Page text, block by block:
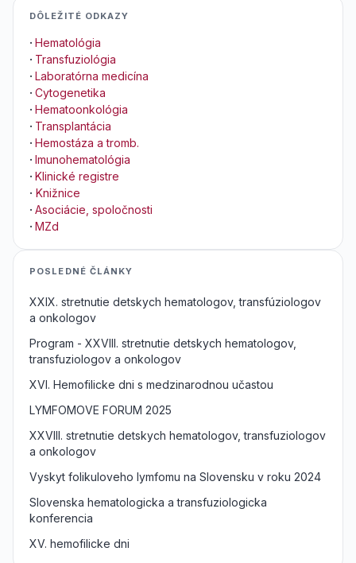
DÔLEŽITÉ ODKAZY
· Hematológia
· Transfuziológia
· Laboratórna medicína
· Cytogenetika
· Hematoonkológia
· Transplantácia
· Hemostáza a tromb.
· Imunohematológia
· Klinické registre
· Knižnice
· Asociácie, spoločnosti
· MZd
POSLEDNÉ ČLÁNKY
XXIX. stretnutie detskych hematologov, transfúziologov
a onkologov
Program - XXVIII. stretnutie detskych hematologov,
transfuziologov a onkologov
XVI. Hemofilicke dni s medzinarodnou učastou
LYMFOMOVE FORUM 2025
XXVIII. stretnutie detskych hematologov, transfuziologov
a onkologov
Vyskyt folikuloveho lymfomu na Slovensku v roku 2024
Slovenska hematologicka a transfuziologicka
konferencia
XV. hemofilicke dni